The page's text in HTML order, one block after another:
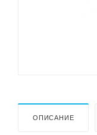
ОПИСАНИЕ